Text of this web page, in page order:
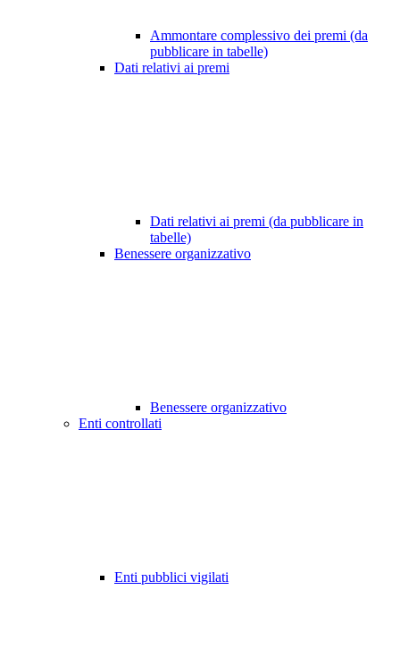
Ammontare complessivo dei premi (da
pubblicare in tabelle)
Dati relativi ai premi
Dati relativi ai premi (da pubblicare in
tabelle)
Benessere organizzativo
Benessere organizzativo
Enti controllati
Enti pubblici vigilati